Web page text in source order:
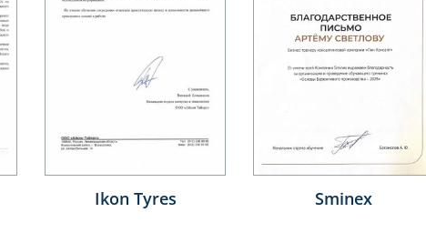
Saint-Gobain ПАО «Полюс»